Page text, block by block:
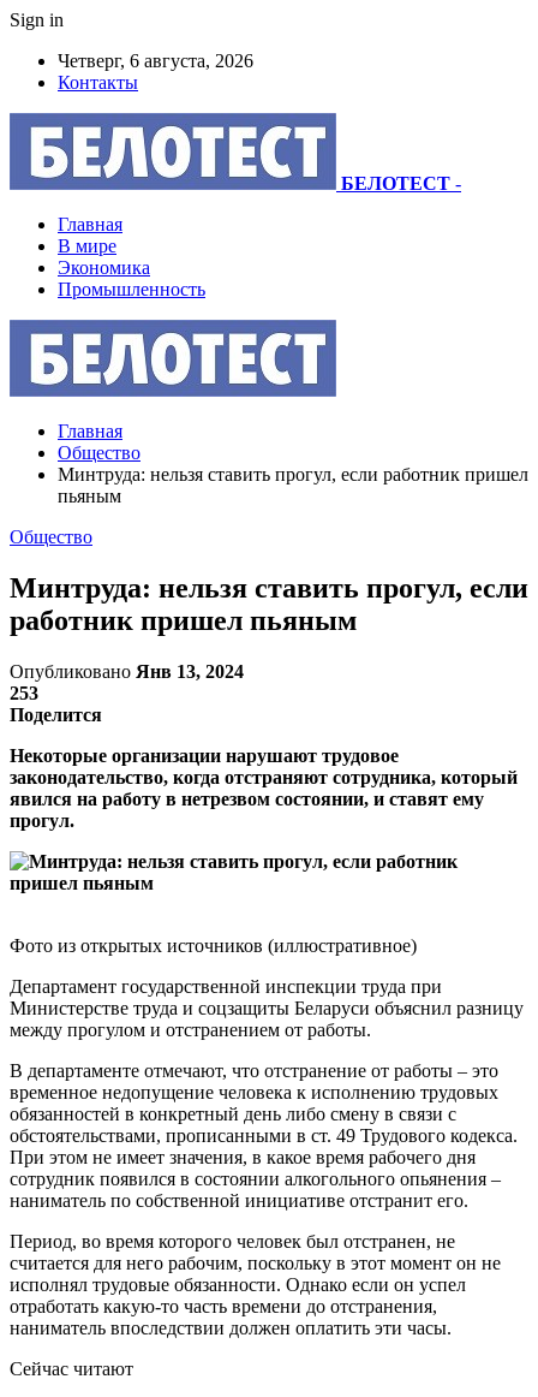
Sign in
Четверг, 6 августа, 2026
Контакты
БЕЛОТЕСТ -
Главная
В мире
Экономика
Промышленность
Главная
Общество
Минтруда: нельзя ставить прогул, если работник пришел
пьяным
Общество
Минтруда: нельзя ставить прогул, если
работник пришел пьяным
Опубликовано Янв 13, 2024
253
Поделится
Некоторые организации нарушают трудовое
законодательство, когда отстраняют сотрудника, который
явился на работу в нетрезвом состоянии, и ставят ему
прогул.
Фото из открытых источников (иллюстративное)
Департамент государственной инспекции труда при
Министерстве труда и соцзащиты Беларуси объяснил разницу
между прогулом и отстранением от работы.
В департаменте отмечают, что отстранение от работы – это
временное недопущение человека к исполнению трудовых
обязанностей в конкретный день либо смену в связи с
обстоятельствами, прописанными в ст. 49 Трудового кодекса.
При этом не имеет значения, в какое время рабочего дня
сотрудник появился в состоянии алкогольного опьянения –
наниматель по собственной инициативе отстранит его.
Период, во время которого человек был отстранен, не
считается для него рабочим, поскольку в этот момент он не
исполнял трудовые обязанности. Однако если он успел
отработать какую-то часть времени до отстранения,
наниматель впоследствии должен оплатить эти часы.
Сейчас читают